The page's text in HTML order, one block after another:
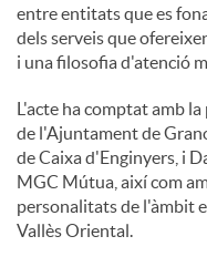
entre entitats que es
dels serveis que
i una filosofia d'atenció
L'acte ha comptat amb
de l'Ajuntament de
de Caixa d'Enginyers, i
MGC Mútua, així com
personalitats de l'àmbit
Vallès Oriental.